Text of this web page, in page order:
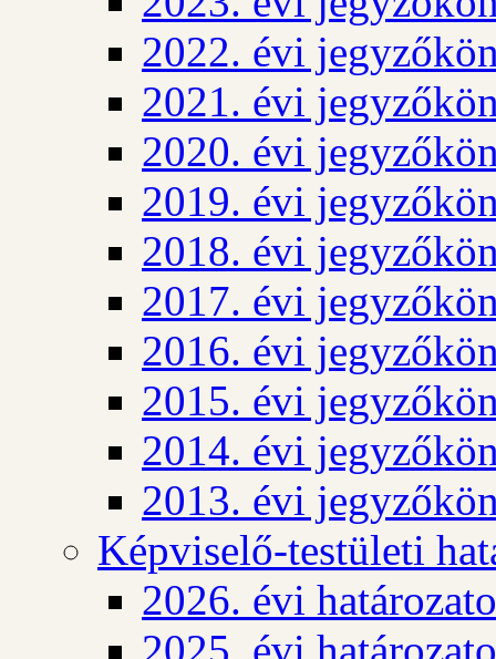
2022. évi
2021. évi
2020. évi
2019. évi
2018. évi
2017. évi
2016. évi
2015. évi
2014. évi
2013. évi
Képviselő-testületi
2026. évi